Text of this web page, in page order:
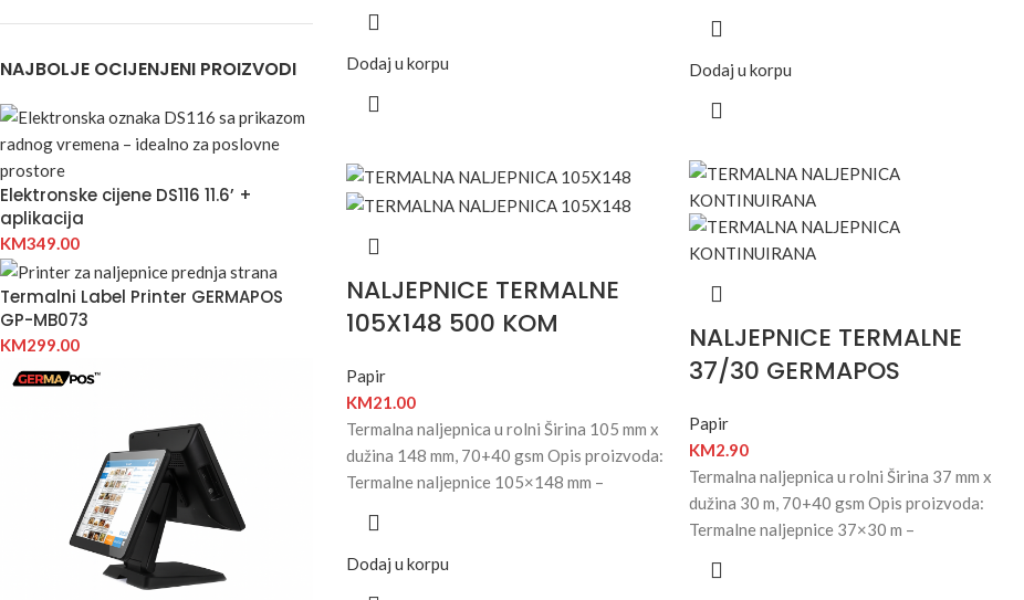
NAJBOLJE OCIJENJENI PROIZVODI
Elektronske cijene DS116 11.6’ +
aplikacija
KM349.00
Termalni Label Printer GERMAPOS
GP-MB073
KM299.00
Dodaj u korpu Dodaj u korpu
NALJEPNICE TERMALNE
105X148 500 KOM
Papir
KM21.00
Termalna naljepnica u rolni Širina 105 mm x
dužina 148 mm, 70+40 gsm Opis proizvoda:
Termalne naljepnice 105×148 mm –
Dodaj u korpu
NALJEPNICE TERMALNE
37/30 GERMAPOS
Papir
KM2.90
Termalna naljepnica u rolni Širina 37 mm x
dužina 30 m, 70+40 gsm Opis proizvoda:
Termalne naljepnice 37×30 m –